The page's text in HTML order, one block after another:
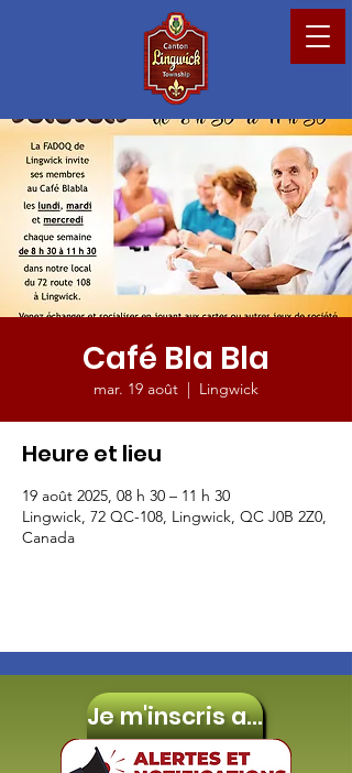
Café Bla Bla
mar. 19 août
  |
Lingwick
Heure et lieu
19 août 2025, 08 h 30 – 11 h 30
Lingwick, 72 QC-108, Lingwick, QC J0B 2Z0,
Canada
Je m'inscris aux